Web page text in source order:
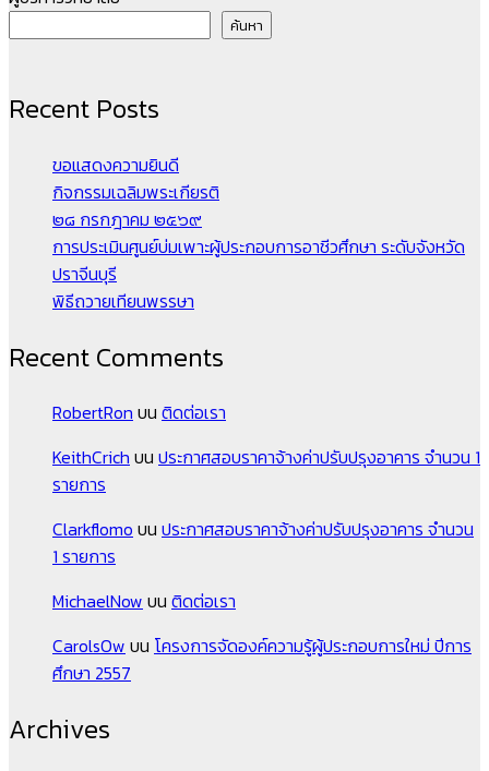
ค้นหา
Recent Posts
ขอแสดงความยินดี
กิจกรรมเฉลิมพระเกียรติ
๒๘ กรกฎาคม ๒๕๖๙
การประเมินศูนย์บ่มเพาะผู้ประกอบการอาชีวศึกษา ระดับจังหวัด
ปราจีนบุรี
พิธีถวายเทียนพรรษา
Recent Comments
RobertRon บน ติดต่อเรา
KeithCrich บน ประกาศสอบราคาจ้างค่าปรับปรุงอาคาร จำนวน 1
รายการ
Clarkflomo บน ประกาศสอบราคาจ้างค่าปรับปรุงอาคาร จำนวน
1 รายการ
MichaelNow บน ติดต่อเรา
CarolsOw บน โครงการจัดองค์ความรู้ผู้ประกอบการใหม่ ปีการ
ศึกษา 2557
Archives